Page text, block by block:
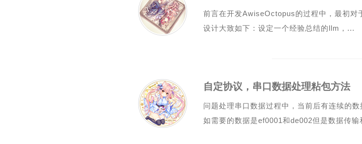
前言在开发AwiseOctopus的过程中，最初
设计大致如下：设定一个经验总结的llm，...
自定协议，串口数据处理粘包方法
问题处理串口数据过程中，当前后有连续的
如需要的数据是ef0001和de002但是数据传输